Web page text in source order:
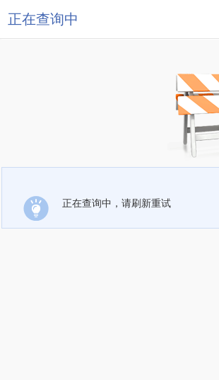
正在查询中
正在查询中，请刷新重试